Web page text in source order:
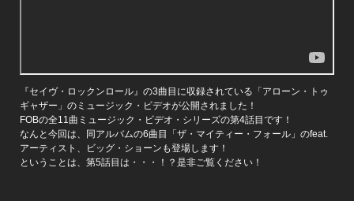
『セイヴ・ロックンロール』の3曲目に収録されている「アローン・トゥ
ギャザー」のミュージック・ビデオが公開されました！
FOBの全11曲ミュージック・ビデオ・シリーズの第4話目です！
なんと今回は、同アルバムの6曲目「ザ・マイティー・フォール」のfeat.
アーティスト、ビッグ・ショーンも登場します！
ということは、第5話目は・・・！？是非ご覧ください！